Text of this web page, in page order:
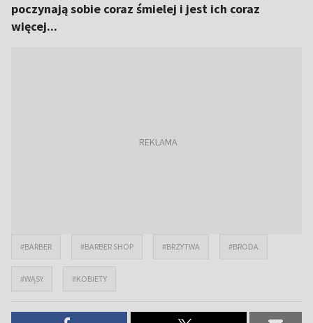
poczynają sobie coraz śmielej i jest ich coraz
więcej...
#BARBER #BARBER SHOP #BRZYTWA #BRODA
#WĄSY #KOBIETY